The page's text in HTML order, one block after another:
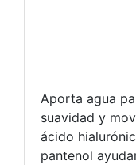
Aporta agua
suavidad y
ácido
pantenol